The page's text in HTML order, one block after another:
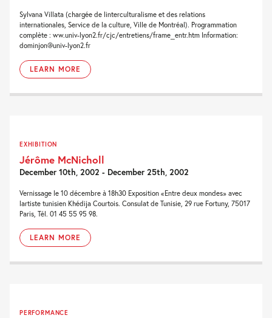
Sylvana Villata (chargée de linterculturalisme et des relations
internationales, Service de la culture, Ville de Montréal). Programmation
complète : ww.univ-lyon2.fr/cjc/entretiens/frame_entr.htm Information:
dominjon@univ-lyon2.fr
LEARN MORE
EXHIBITION
Jérôme McNicholl
December 10th, 2002 - December 25th, 2002
Vernissage le 10 décembre à 18h30 Exposition «Entre deux mondes» avec
lartiste tunisien Khédija Courtois. Consulat de Tunisie, 29 rue Fortuny, 75017
Paris, Tél. 01 45 55 95 98.
LEARN MORE
PERFORMANCE